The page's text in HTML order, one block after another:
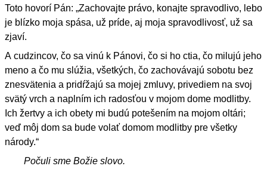
Toto hovorí Pán: „Zachovajte právo, konajte spravodlivo, lebo
je blízko moja spása, už príde, aj moja spravodlivosť, už sa
zjaví.
A cudzincov, čo sa vinú k Pánovi, čo si ho ctia, čo milujú jeho
meno a čo mu slúžia, všetkých, čo zachovávajú sobotu bez
znesvätenia a pridŕžajú sa mojej zmluvy, privediem na svoj
svätý vrch a naplním ich radosťou v mojom dome modlitby.
Ich žertvy a ich obety mi budú potešením na mojom oltári;
veď môj dom sa bude volať domom modlitby pre všetky
národy.“
Počuli sme Božie slovo.